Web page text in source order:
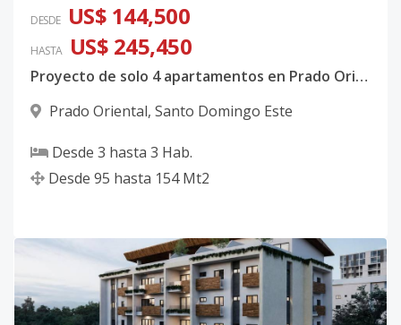
DESDE US$ 144,500
HASTA US$ 245,450
Proyecto de solo 4 apartamentos en Prado Oriental
Prado Oriental, Santo Domingo Este
Desde 3 hasta 3 Hab.
Desde 95 hasta 154 Mt2